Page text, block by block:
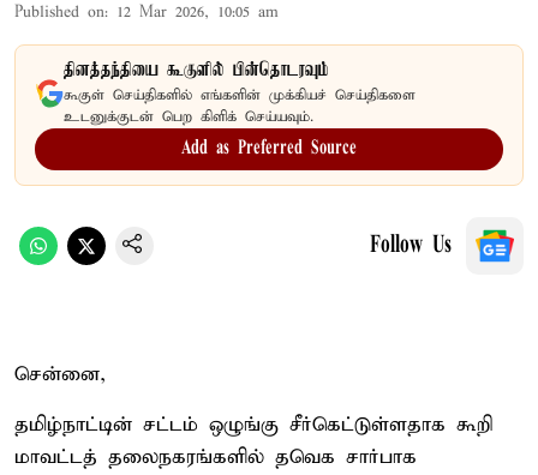
Published on: 12 Mar 2026, 10:05 am
தினத்தந்தியை கூகுளில் பின்தொடரவும்
கூகுள் செய்திகளில் எங்களின் முக்கியச் செய்திகளை
உடனுக்குடன் பெற கிளிக் செய்யவும்.
Add as Preferred Source
Follow Us
சென்னை,
தமிழ்நாட்டின் சட்டம் ஒழுங்கு சீர்கெட்டுள்ளதாக கூறி
மாவட்டத் தலைநகரங்களில் தவெக சார்பாக